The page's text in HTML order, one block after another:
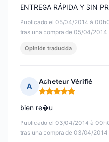
Publicado el 05/04/2014 à
tras una compra de 05/04/2014
ENTREGA RÁPIDA Y SIN
Opinión traducida
A
Acheteur Vérifié
Nota: 5 de 5
Publicado el 03/04/2014 à
tras una compra de 03/04/2014
bien re�u